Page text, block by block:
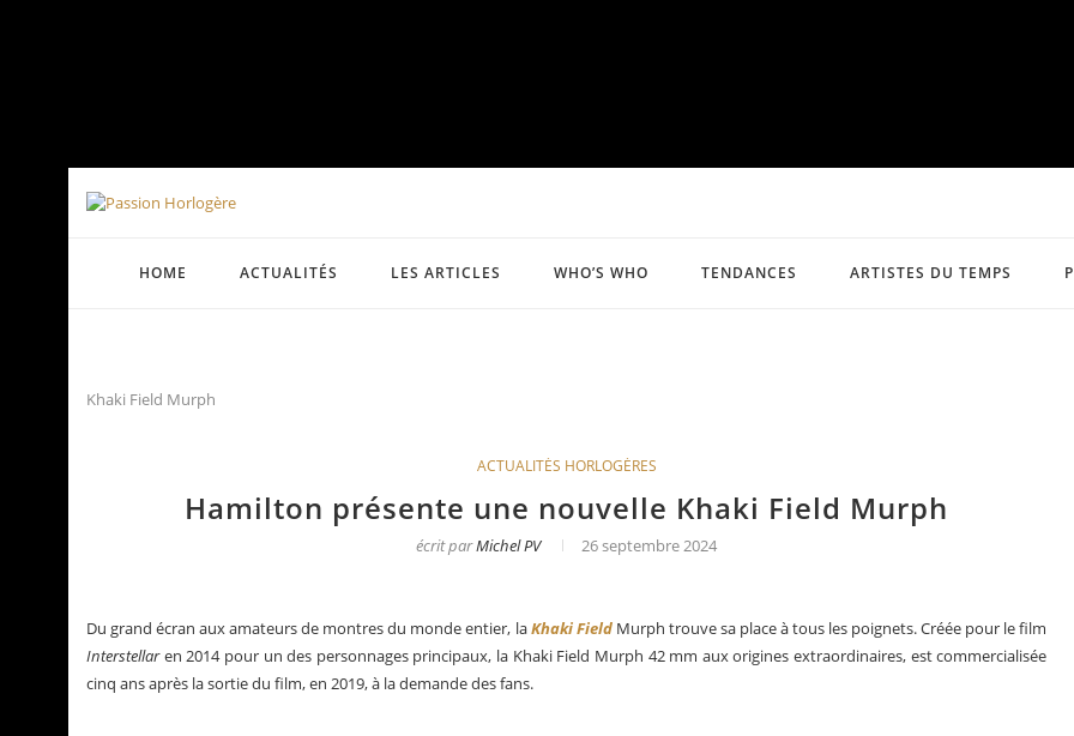
HOME ACTUALITÉS LES ARTICLES WHO’S WHO TENDANCES ARTISTES DU TEMPS
Khaki Field Murph
ACTUALITÉS HORLOGÈRES
Hamilton présente une nouvelle Khaki Field Murph
écrit parMichel PV 26 septembre 2024
Du grand écran aux amateurs de montres du monde entier, laKhaki FieldMurph trouve sa place à tous les poignets. Créée pour le film
Interstellaren 2014 pour un des personnages principaux, la Khaki Field Murph 42 mm aux origines extraordinaires, est commercialisée
cinq ans après la sortie du film, en 2019, à la demande des fans.